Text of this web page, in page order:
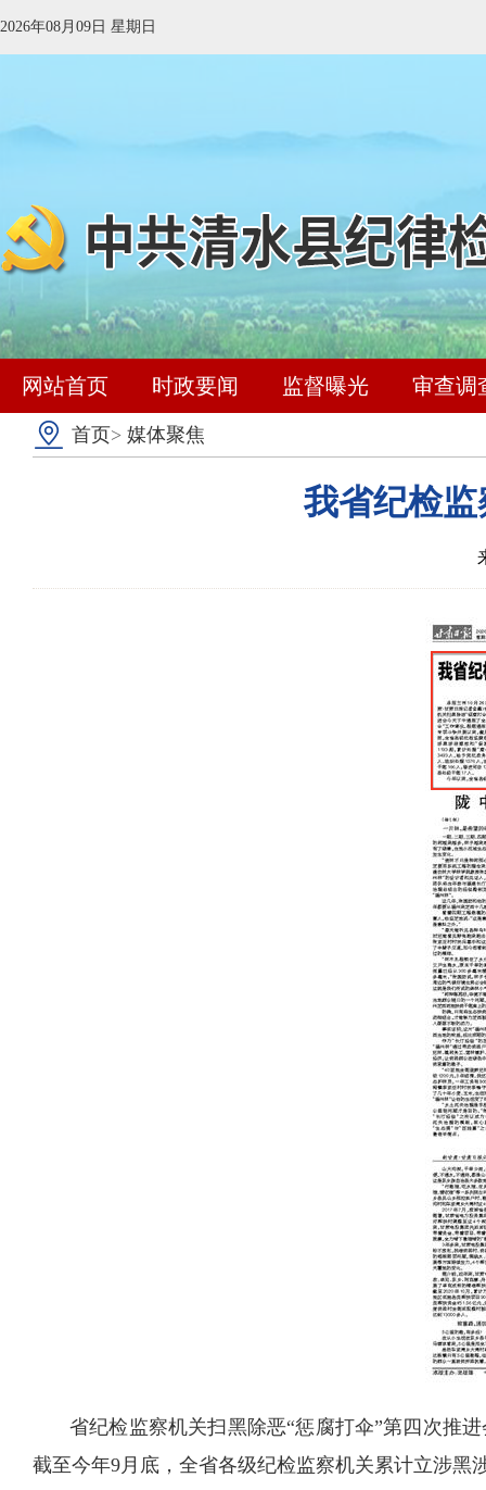
2026年08月09日 星期日
网站首页 时政要闻 监督曝光 审查调
首页> 媒体聚焦
我省纪检
省纪检监察机关扫黑除恶“惩腐打伞”第四次推
截至今年9月底，全省各级纪检监察机关累计立涉黑